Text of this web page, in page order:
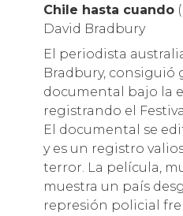
Chile hasta cuando
David Bradbury
El periodista
Bradbury, consiguió
documental bajo la
registrando el
El documental se
y es un registro
terror. La película,
muestra un país
represión policial